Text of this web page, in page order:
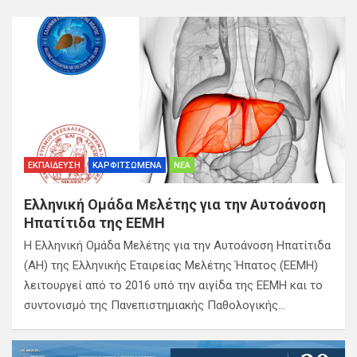
ΕΚΠΑΊΔΕΥΣΗ ΚΑΡΦΙΤΣΩΜΈΝΑ ΝΈΑ
Ελληνική Ομάδα Μελέτης για την Αυτοάνοση
Ηπατίτιδα της ΕΕΜΗ
Η Ελληνική Ομάδα Μελέτης για την Αυτοάνοση Ηπατίτιδα
(ΑΗ) της Ελληνικής Εταιρείας Μελέτης Ήπατος (ΕΕΜΗ)
λειτουργεί από το 2016 υπό την αιγίδα της ΕΕΜΗ και το
συντονισμό της Πανεπιστημιακής Παθολογικής…